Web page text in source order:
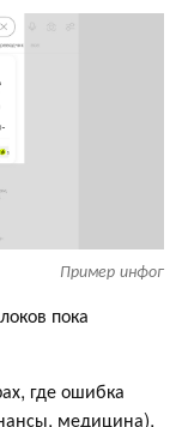
Пример инфог
пока
где ошибка
медицина),